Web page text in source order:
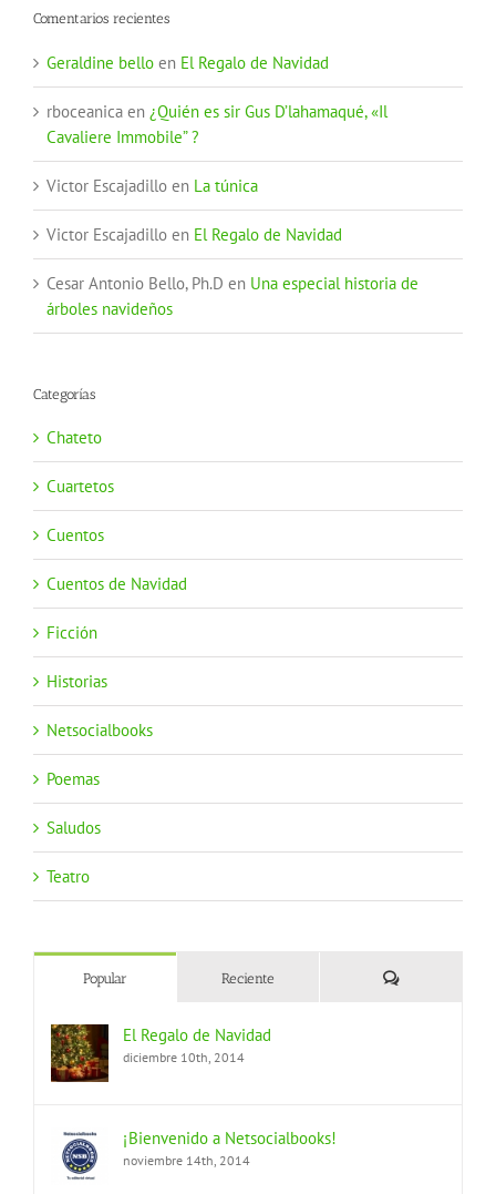
Comentarios recientes
Geraldine bello en El Regalo de Navidad
rboceanica en ¿Quién es sir Gus D’lahamaqué, «Il
Cavaliere Immobile” ?
Victor Escajadillo en La túnica
Victor Escajadillo en El Regalo de Navidad
Cesar Antonio Bello, Ph.D en Una especial historia de
árboles navideños
Categorías
Chateto
Cuartetos
Cuentos
Cuentos de Navidad
Ficción
Historias
Netsocialbooks
Poemas
Saludos
Teatro
Popular Reciente Comentarios
El Regalo de Navidad
diciembre 10th, 2014
¡Bienvenido a Netsocialbooks!
noviembre 14th, 2014